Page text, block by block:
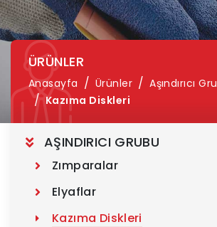
ÜRÜNLER
Anasayfa Ürünler
Aşındırıcı
Kazıma Diskleri
AŞINDIRICI GRUBU
Zımparalar
Elyaflar
Kazıma Diskleri